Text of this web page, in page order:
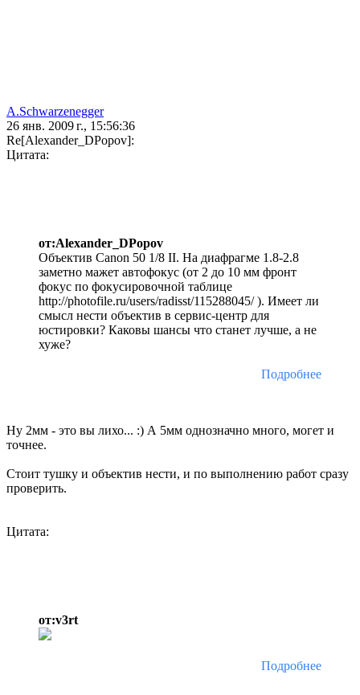
A.Schwarzenegger
26 янв. 2009 г., 15:56:36
Re[Alexander_DPopov]:
Цитата:
от:Alexander_DPopov
Объектив Canon 50 1/8 II. На диафрагме 1.8-2.8
заметно мажет автофокус (от 2 до 10 мм фронт
фокус по фокусировочной таблице
http://photofile.ru/users/radisst/115288045/ ). Имеет ли
смысл нести объектив в сервис-центр для
юстировки? Каковы шансы что станет лучше, а не
хуже?
Подробнее
Ну 2мм - это вы лихо... :) А 5мм однозначно много, могет и
точнее.
Стоит тушку и объектив нести, и по выполнению работ сразу
проверить.
Цитата:
от:v3rt
Подробнее